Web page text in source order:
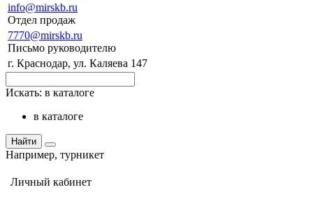
info@mirskb.ru
Отдел продаж
7770@mirskb.ru
Письмо руководителю
г. Краснодар, ул. Каляева 147
Искать: в каталоге
в каталоге
Найти
Например, турникет
Личный кабинет